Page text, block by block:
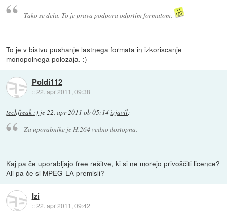
Tako se dela. To je prava podpora odprtim formatom.
To je v bistvu pushanje lastnega formata in izkoriscanje
monopolnega polozaja. :)
Poldi112
::22. apr 2011, 09:38
techfreak :) je22. apr 2011 ob 05:14izjavil:
Za uporabnike je H.264 vedno dostopna.
Kaj pa če uporabljajo free rešitve, ki si ne morejo privoščiti licence?
Ali pa če si MPEG-LA premisli?
Izi
::22. apr 2011, 09:42